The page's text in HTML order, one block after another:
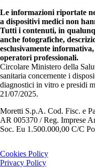
Le informazioni riportate
a dispositivi medici non
Tutti i contenuti, in
anche fotografiche,
esclusivamente
operatori professionali.
Circolare Ministero della
sanitaria concernente i
diagnostici in vitro e presidi
21/07/2025.
Moretti S.p.A. Cod. Fisc. e
AR 005370 / Reg. Imprese
Soc. Eu 1.500.000,00 C/C
Cookies Policy
Privacy Policy